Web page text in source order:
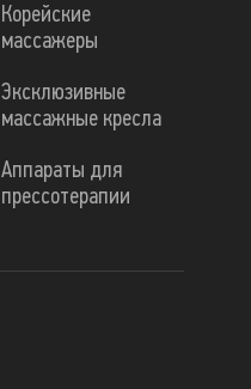
Корейские
массажеры
Эксклюзивные
массажные кресла
Аппараты для
прессотерапии